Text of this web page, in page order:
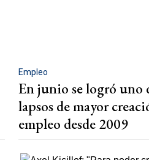
Empleo
En junio se logró uno
lapsos de mayor
empleo desde 2009